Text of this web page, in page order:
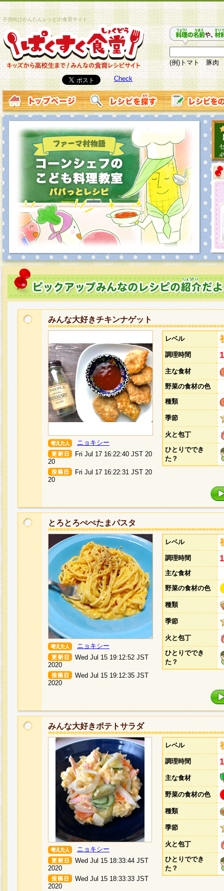
子供向けかんたんレシピの食育サイト
(例)トマト 豚肉
Check
みんな大好きチキンナゲット
ニョキシー
Fri Jul 17 16:22:40 JST 20
20
Fri Jul 17 16:22:31 JST 20
20
レベル
調理時間
主な食材
野菜の食材の色
種類
季節
火と包丁
ひとりででき
た？
とろとろぺぺたまパスタ
ニョキシー
Wed Jul 15 19:12:52 JST
2020
Wed Jul 15 19:12:35 JST
2020
レベル
調理時間
主な食材
野菜の食材の色
種類
季節
火と包丁
ひとりででき
た？
みんな大好きポテトサラダ
ニョキシー
Wed Jul 15 18:33:44 JST
2020
Wed Jul 15 18:33:33 JST
2020
レベル
調理時間
主な食材
野菜の食材の色
種類
季節
火と包丁
ひとりででき
た？